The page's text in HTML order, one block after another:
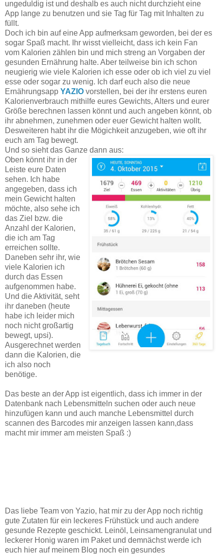
ungeduldig ist und deshalb es auch nicht durchzieht eine
App lange zu benutzen und sie Tag für Tag mit Inhalten zu
füllt.
Doch ich bin auf eine App aufmerksam geworden, bei der es
sogar Spaß macht. Ihr wisst vielleicht, dass ich kein Fan
vom Kalorien zählen bin und mich streng an Vorgaben der
gesunden Ernährung halte. Aber teilweise bin ich schon
neugierig wie viele Kalorien ich esse oder ob ich viel zu viel
esse oder sogar zu wenig. Ich darf euch also die neue
Ernährungsapp YAZIO vorstellen, bei der ihr erstens euren
Kalorienverbrauch mithilfe eures Gewichts, Alters und eurer
Größe berechnen lassen könnt und auch angeben könnt, ob
ihr abnehmen, zunehmen oder euer Gewicht halten wollt.
Desweiteren habt ihr die Mögichkeit anzugeben, wie oft ihr
euch am Tag bewegt.
Und so sieht das Ganze dann aus:
Oben könnt ihr in der
Leiste eure Daten
sehen. Ich habe
angegeben, dass ich
mein Gewicht halten
möchte, also sehe ich
das Ziel bzw. die
Anzahl der Kalorien,
die ich am Tag
erreichen sollte.
Daneben sehr ihr, wie
viele Kalorien ich
durch das Essen
aufgenommen habe.
Und die Aktivität, seht
ihr daneben (heute
habe ich leider mich
noch nicht großartig
bewegt, upsi).
Ausgerechnet werden
dann die Kalorien, die
ich also noch
benötige.
Das beste an der App ist eigentlich, dass ich immer in der
Datenbank nach Lebensmitteln suchen oder auch neue
hinzufügen kann und auch manche Lebensmittel durch
scannen des Barcodes mir anzeigen lassen kann,dass
macht mir immer am meisten Spaß :)
Das liebe Team von Yazio, hat mir zu der App noch richtig
gute Zutaten für ein leckeres Frühstück und auch andere
gesunde Rezepte geschickt. Leinöl, Leinsamengranulat und
leckerer Honig waren im Paket und demnächst werde ich
euch hier auf meinem Blog noch ein gesundes